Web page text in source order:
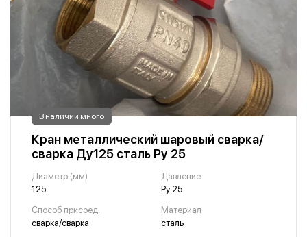
В наличии много
Кран металлический шаровый сварка/
сварка Ду125 сталь Ру 25
Диаметр (мм)
125
Давление
Ру 25
Способ присоед.
сварка/сварка
Материал
сталь